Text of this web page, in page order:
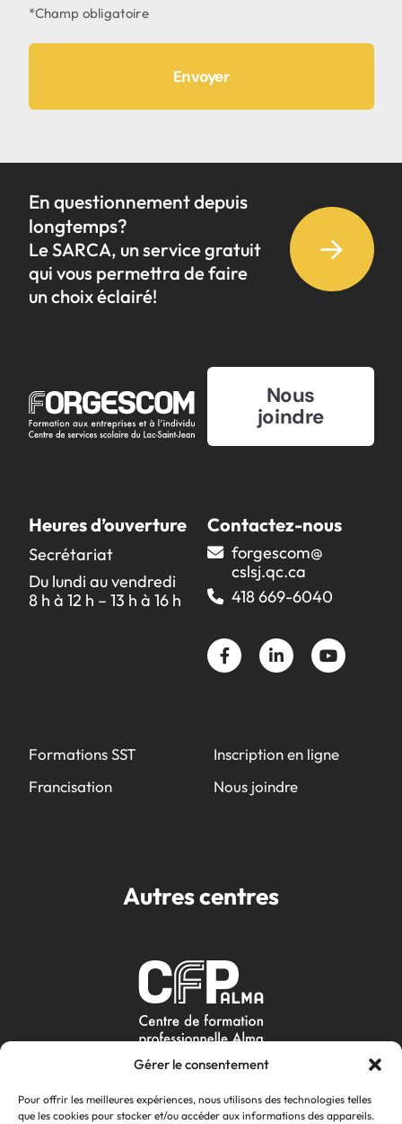
Gérer le consentement
Pour offrir les meilleures expériences, nous utilisons des technologies telles
que les cookies pour stocker et/ou accéder aux informations des appareils.
En questionnement depuis
longtemps?
Le SARCA, un service gratuit
qui vous permettra de faire
un choix éclairé!
Nous
joindre
Heures d’ouverture
Secrétariat
Du lundi au vendredi
8 h à 12 h – 13 h à 16 h
Contactez-nous
forgescom@​
cslsj.qc.ca
418 669-6040
Formations SST
Francisation
Inscription en ligne
Nous joindre
Autres centres